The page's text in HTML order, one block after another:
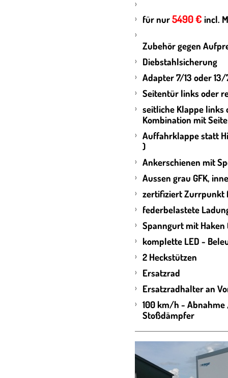
für nur5490 € incl.
Zubehör gegen
Diebstahlsicherung
Adapter 7/13 oder 13/
Seitentür links oder
seitliche Klappe links
Kombination mit
Auffahrklappe statt
)
Ankerschienen mit
Aussen grau GFK,
zertifiziert Zurrpunkt
federbelastete
Spanngurt mit Haken
komplette LED -
2 Heckstützen
Ersatzrad
Ersatzradhalter an
100 km/h -
Stoßdämpfer